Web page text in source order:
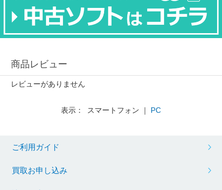
商品レビュー
レビューがありません
表示： スマートフォン ｜ PC
ご利用ガイド
買取お申し込み